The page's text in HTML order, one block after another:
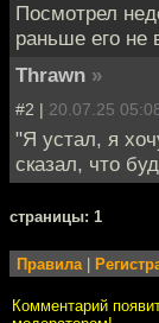
Посмотрел
раньше его не
Thrawn »
#2 | 20.07.25
"Я устал, я
сказал, что
cтраницы: 1
Правила |
Комментарий